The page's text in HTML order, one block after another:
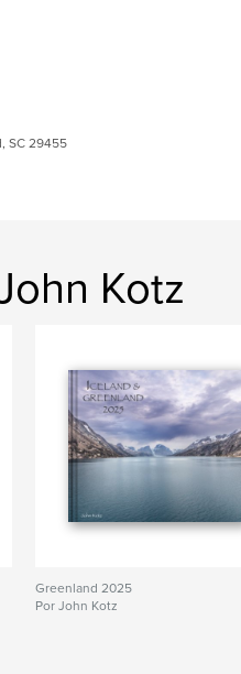
SC 29455
Kotz
Greenland 2025
Por John Kotz